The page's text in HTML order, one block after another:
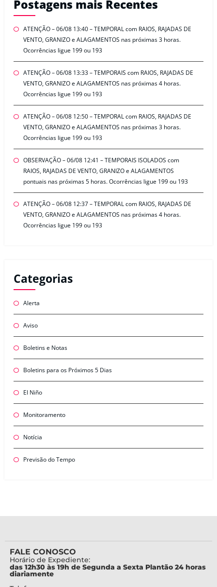
Postagens mais Recentes
ATENÇÃO – 06/08 13:40 – TEMPORAL com RAIOS, RAJADAS DE
VENTO, GRANIZO e ALAGAMENTOS nas próximas 3 horas.
Ocorrências ligue 199 ou 193
ATENÇÃO – 06/08 13:33 – TEMPORAIS com RAIOS, RAJADAS DE
VENTO, GRANIZO e ALAGAMENTOS nas próximas 4 horas.
Ocorrências ligue 199 ou 193
ATENÇÃO – 06/08 12:50 – TEMPORAL com RAIOS, RAJADAS DE
VENTO, GRANIZO e ALAGAMENTOS nas próximas 3 horas.
Ocorrências ligue 199 ou 193
OBSERVAÇÃO – 06/08 12:41 – TEMPORAIS ISOLADOS com
RAIOS, RAJADAS DE VENTO, GRANIZO e ALAGAMENTOS
pontuais nas próximas 5 horas. Ocorrências ligue 199 ou 193
ATENÇÃO – 06/08 12:37 – TEMPORAL com RAIOS, RAJADAS DE
VENTO, GRANIZO e ALAGAMENTOS nas próximas 4 horas.
Ocorrências ligue 199 ou 193
Categorias
Alerta
Aviso
Boletins e Notas
Boletins para os Próximos 5 Dias
El Niño
Monitoramento
Notícia
Previsão do Tempo
FALE CONOSCO
Horário de Expediente:
das 12h30 às 19h de Segunda a Sexta Plantão 24 horas
diariamente